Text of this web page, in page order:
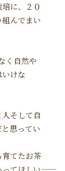
に、２０
んでまい
く自然や
けな
そして自
思ってい
てたお茶